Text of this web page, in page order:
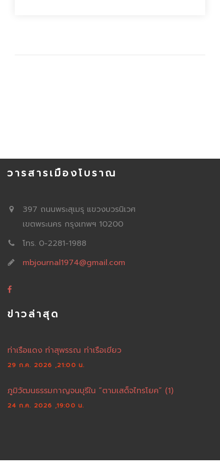
วารสารเมืองโบราณ
397 ถนนพระสุเมรุ แขวงบวรนิเวศ
เขตพระนคร กรุงเทพฯ 10200
โทร. 0-2281-1988
mbjournal1974@gmail.com
ข่าวล่าสุด
ท่าเรือแดง ท่าสุพรรณ ท่าเรือเขียว
29 ก.ค. 2026 ,21:00 น.
ภูมิวัฒนธรรมกาญจนบุรีใน “ตามเสด็จไทรโยค” (1)
24 ก.ค. 2026 ,19:00 น.